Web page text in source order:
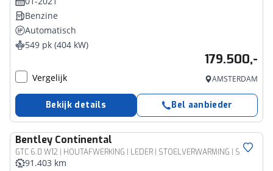
Benzine
Automatisch
549 pk (404 kW)
179.500,-
Vergelijk AMSTERDAM
Bekijk details Bel aanbieder
Bentley Continental
GTC 6.0 W12 | HOUTAFWERKING | LEDER | STOELVERWARMING | SOFTCLOSE | 20"
91.403 km